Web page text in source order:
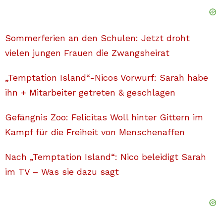
Sommerferien an den Schulen: Jetzt droht
vielen jungen Frauen die Zwangsheirat
„Temptation Island“-Nicos Vorwurf: Sarah habe
ihn + Mitarbeiter getreten & geschlagen
Gefängnis Zoo: Felicitas Woll hinter Gittern im
Kampf für die Freiheit von Menschenaffen
Nach „Temptation Island“: Nico beleidigt Sarah
im TV – Was sie dazu sagt